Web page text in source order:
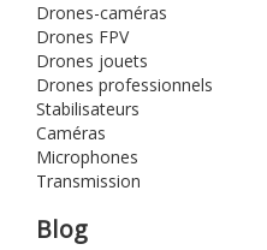
Drones-caméras
Drones FPV
Drones jouets
Drones professionnels
Stabilisateurs
Caméras
Microphones
Transmission
Blog